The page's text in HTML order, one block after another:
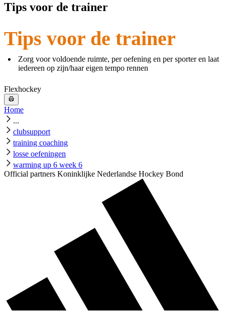
Tips voor de trainer
Tips voor de trainer
Zorg voor voldoende ruimte, per oefening en per sporter en laat
iedereen op zijn/haar eigen tempo rennen
Flexhockey
Home
...
clubsupport
training coaching
losse oefeningen
warming up 6 week 6
Official partners Koninklijke Nederlandse Hockey Bond